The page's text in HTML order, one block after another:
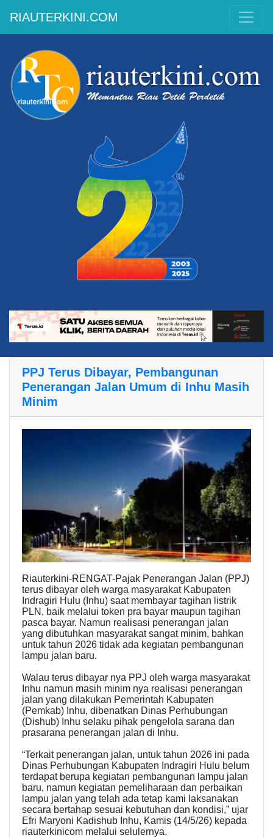
RIAUTERKINI.COM
PPJ Terus Dibayar, Pembangunan
Penerangan Jalan Umum di Inhu Masih
Minim
Riauterkini-RENGAT-Pajak Penerangan Jalan (PPJ)
terus dibayar oleh warga masyarakat Kabupaten
Indragiri Hulu (Inhu) saat membayar tagihan listrik
PLN, baik melalui token pra bayar maupun tagihan
pasca bayar. Namun realisasi penerangan jalan
yang dibutuhkan masyarakat sangat minim, bahkan
untuk tahun 2026 tidak ada kegiatan pembangunan
lampu jalan baru.
Walau terus dibayar nya PPJ oleh warga masyarakat
Inhu namun masih minim nya realisasi penerangan
jalan yang dilakukan Pemerintah Kabupaten
(Pemkab) Inhu, dibenatkan Dinas Perhubungan
(Dishub) Inhu selaku pihak pengelola sarana dan
prasarana penerangan jalan di Inhu.
“Terkait penerangan jalan, untuk tahun 2026 ini pada
Dinas Perhubungan Kabupaten Indragiri Hulu belum
terdapat berupa kegiatan pembangunan lampu jalan
baru, namun kegiatan pemeliharaan dan perbaikan
lampu jalan yang telah ada tetap kami laksanakan
secara bertahap sesuai kebutuhan dan kondisi,” ujar
Efri Maryoni Kadishub Inhu, Kamis (14/5/26) kepada
riauterkinicom melalui selulernya.